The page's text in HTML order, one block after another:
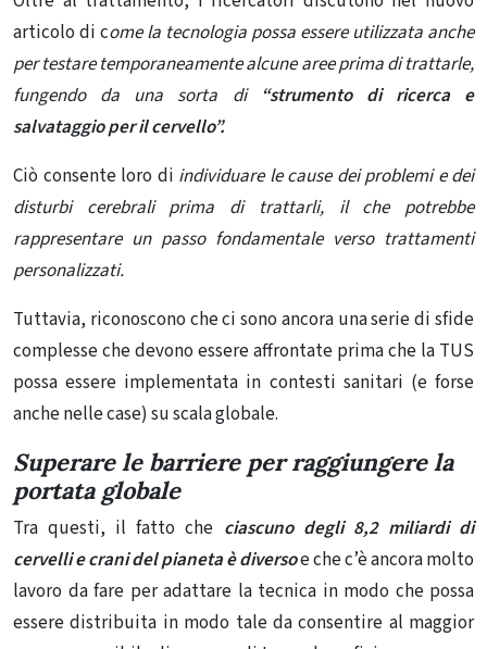
articolo di come la tecnologia possa essere utilizzata anche
per testare temporaneamente alcune aree prima di trattarle,
fungendo da una sorta di “strumento di ricerca e
salvataggio per il cervello”.
Ciò consente loro di individuare le cause dei problemi e dei
disturbi cerebrali prima di trattarli, il che potrebbe
rappresentare un passo fondamentale verso trattamenti
personalizzati.
Tuttavia, riconoscono che ci sono ancora una serie di sfide
complesse che devono essere affrontate prima che la TUS
possa essere implementata in contesti sanitari (e forse
anche nelle case) su scala globale.
Superare le barriere per raggiungere la
portata globale
Tra questi, il fatto che ciascuno degli 8,2 miliardi di
cervelli e crani del pianeta è diversoe che c’è ancora molto
lavoro da fare per adattare la tecnica in modo che possa
essere distribuita in modo tale da consentire al maggior